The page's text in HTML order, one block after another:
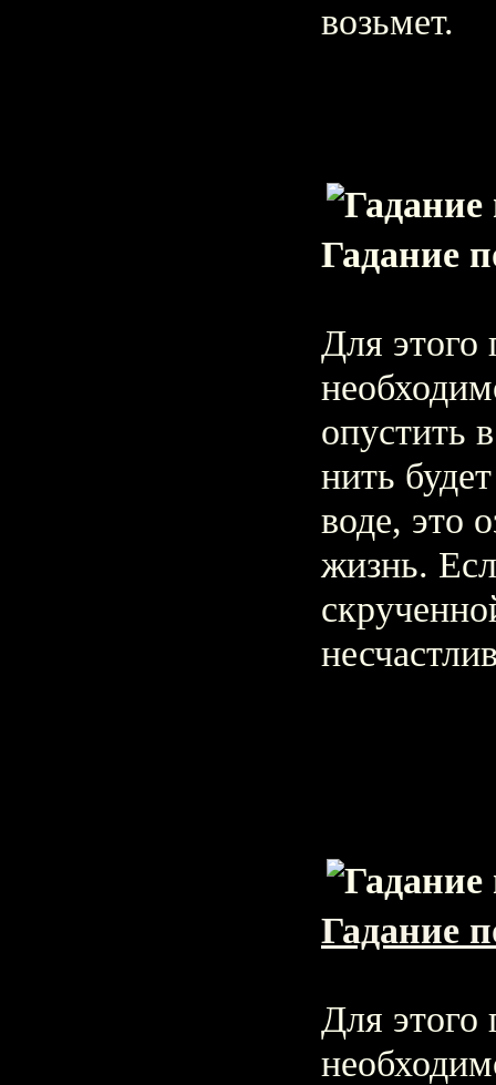
возьмет.
Гадание
Для этого
опустить
нить
воде, это
жизнь.
Гадание
Для этого